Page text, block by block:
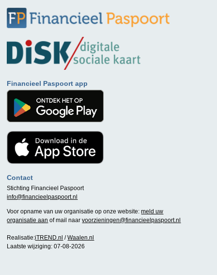
Financieel Paspoort app
Contact
Stichting Financieel Paspoort
info@financieelpaspoort.nl
Voor opname van uw organisatie op onze website:meld uw
organisatie aan of mail naarvoorzieningen@financieelpaspoort.nl
Realisatie:iTREND.nl /Waalen.nl
Laatste wijziging: 07-08-2026